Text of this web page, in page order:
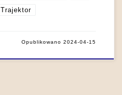
Trajektor
Opublikowano2024-04-15